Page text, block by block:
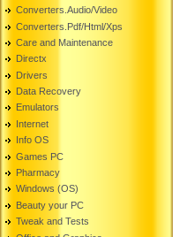
Converters.Audio/Video
Converters.Pdf/Html/Xps
Care and Maintenance
Directx
Drivers
Data Recovery
Emulators
Internet
Info OS
Games PC
Pharmacy
Windows (OS)
Beauty your PC
Tweak and Tests